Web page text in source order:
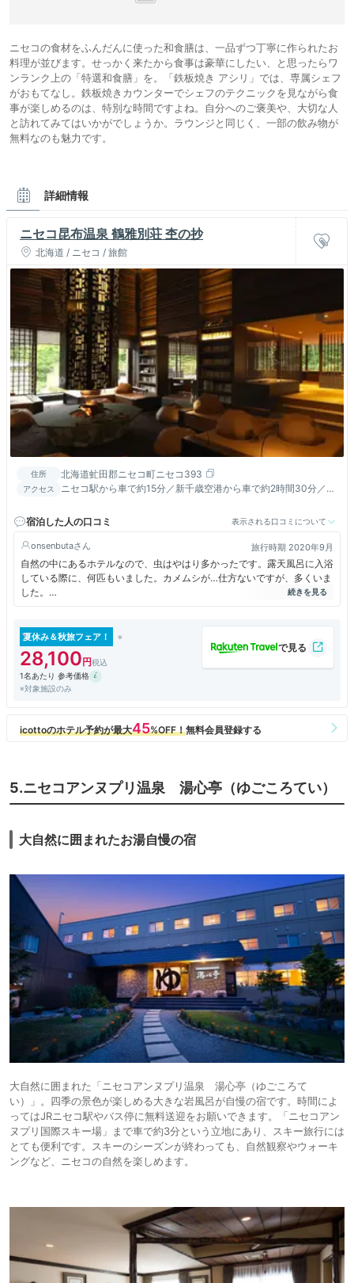
ニセコの食材をふんだんに使った和食膳は、一品ずつ丁寧に作られたお
料理が並びます。せっかく来たから食事は豪華にしたい、と思ったらワ
ンランク上の「特選和食膳」を。「鉄板焼き アシリ」では、専属シェフ
がおもてなし。鉄板焼きカウンターでシェフのテクニックを見ながら食
事が楽しめるのは、特別な時間ですよね。自分へのご褒美や、大切な人
と訪れてみてはいかがでしょうか。ラウンジと同じく、一部の飲み物が
無料なのも魅力です。
詳細情報
ニセコ昆布温泉 鶴雅別荘 杢の抄
北海道 / ニセコ / 旅館
住所 北海道虻田郡ニセコ町ニセコ393
アクセス
ニセコ駅から車で約15分／新千歳空港から車で約2時間30分／札
宿泊した人の口コミ
表示される口コミについて
onsenbuta 旅行時期 2020年9月
自然の中にあるホテルなので、虫はやはり多かったです。露天風呂に入浴
している際に、何匹もいました。カメムシが…仕方ないですが、多くいま
した。
お部屋はスイートなので、2人では広すぎるくらいで清潔感もありよかっ
シャワーブースの清掃の際に使用している塩素臭が本当にきつくて残念で
した。
お部屋でくつろぐ際に、お茶やコーヒー以外にも紅茶の良質なものもある
と良かったです。フリードリンクも、お水だけだったので、この価格帯で
は寂しく感じました。
ると良かったとも感じました。
18時半、朝食は8時でお願いしました。その際に「多少お料理の提供時間
が遅くなる場合もありますが、ご了承下さい。」と言われましたが、ほぼ
夕食のメニューは美味しいものもあり、目で見ても楽しめるような内容で
した。ただあまり手の込んだ内容、出汁の勝負などは感じられませんでし
ありましたが、おいしかったです。
北海道産にこだわったメニューにはなっていましたが、手の込んだものは
なかったと感じました。朝食も同様で、ご飯に合うメニューで、個室で和
食のみでした。
料金的に考えると、もう少し食事、サービスの向上を期待したいと思える
旅館でした。
大浴場はお部屋の温泉の泉質はほとんど感じられず、循環ろ過されてしま
い寂しく感じました。
森の中で大浴場に入れるのは、その点は気持ち良いかもしれないです。
今回は広めのお部屋しか空いていなかったので、割高に感じてしまったの
かもしれませんが、サービスや配慮、食事の点が価格帯には合っていなか
ったように感じました。
価格帯が満足度につながるのだなと再確認した滞在となりました。
夏休み＆秋旅フェア！
28,100
1名あたり 参考価格
※対象施設のみ
5.ニセコアンヌプリ温泉 湯心亭（ゆごころてい）
大自然に囲まれたお湯自慢の宿
大自然に囲まれた「ニセコアンヌプリ温泉 湯心亭（ゆごころて
い）」。四季の景色が楽しめる大きな岩風呂が自慢の宿です。時間によ
ってはJRニセコ駅やバス停に無料送迎をお願いできます。「ニセコアン
ヌプリ国際スキー場」まで車で約3分という立地にあり、スキー旅行には
とても便利です。スキーのシーズンが終わっても、自然観察やウォーキ
ングなど、ニセコの自然を楽しめます。